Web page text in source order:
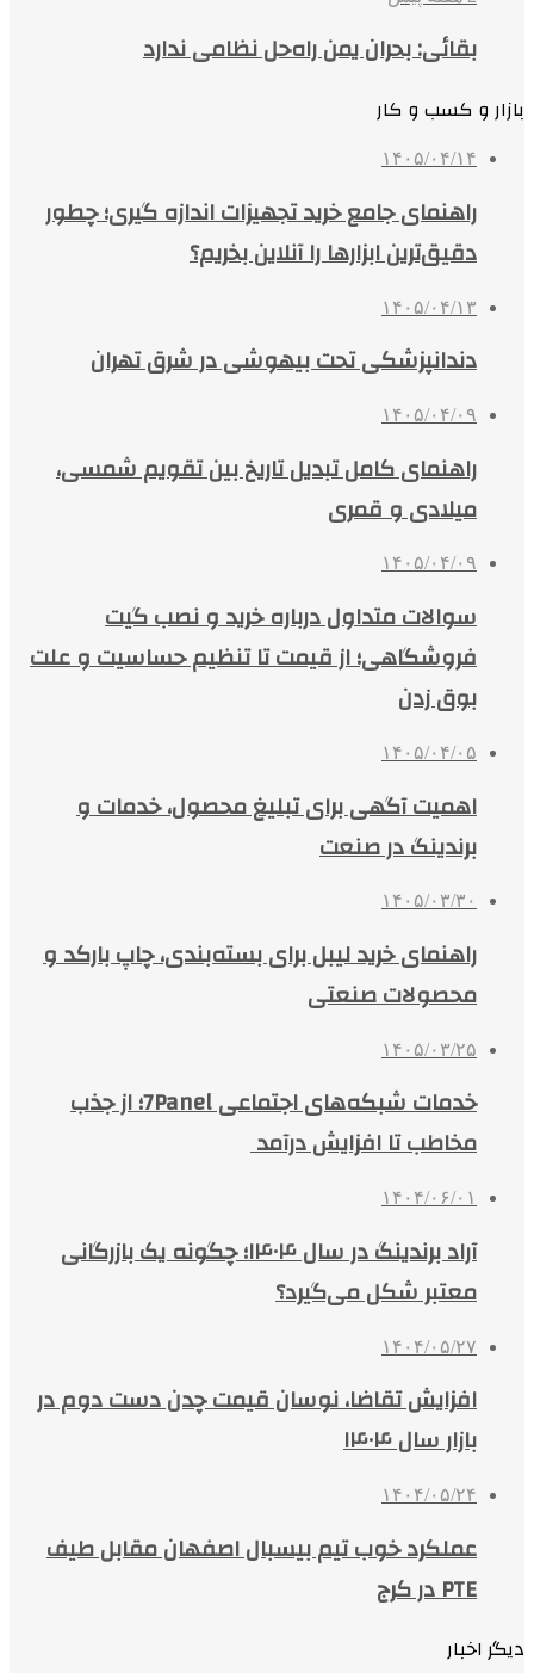
بقائی: بحران یمن راه‌حل نظامی ندارد
بازار و کسب و کار
۱۴۰۵/۰۴/۱۴
راهنمای جامع خرید تجهیزات اندازه گیری؛ چطور
دقیق‌ترین ابزارها را آنلاین بخریم؟
۱۴۰۵/۰۴/۱۳
دندانپزشکی تحت بیهوشی در شرق تهران
۱۴۰۵/۰۴/۰۹
راهنمای کامل تبدیل تاریخ بین تقویم شمسی،
میلادی و قمری
۱۴۰۵/۰۴/۰۹
سوالات متداول درباره خرید و نصب گیت
فروشگاهی؛ از قیمت تا تنظیم حساسیت و علت
بوق زدن
۱۴۰۵/۰۴/۰۵
اهمیت آگهی برای تبلیغ محصول، خدمات و
برندینگ در صنعت
۱۴۰۵/۰۳/۳۰
راهنمای خرید لیبل برای بسته‌بندی، چاپ بارکد و
محصولات صنعتی
۱۴۰۵/۰۳/۲۵
خدمات شبکه‌های اجتماعی 7Panel؛ از جذب
مخاطب تا افزایش درآمد
۱۴۰۴/۰۶/۰۱
آراد برندینگ در سال ۱۴۰۴؛ چگونه یک بازرگانی
معتبر شکل می‌گیرد؟
۱۴۰۴/۰۵/۲۷
افزایش تقاضا، نوسان قیمت چدن دست دوم در
بازار سال ۱۴۰۴
۱۴۰۴/۰۵/۲۴
عملکرد خوب تیم بیسبال اصفهان مقابل طیف
PTE در کرج
دیگر اخبار